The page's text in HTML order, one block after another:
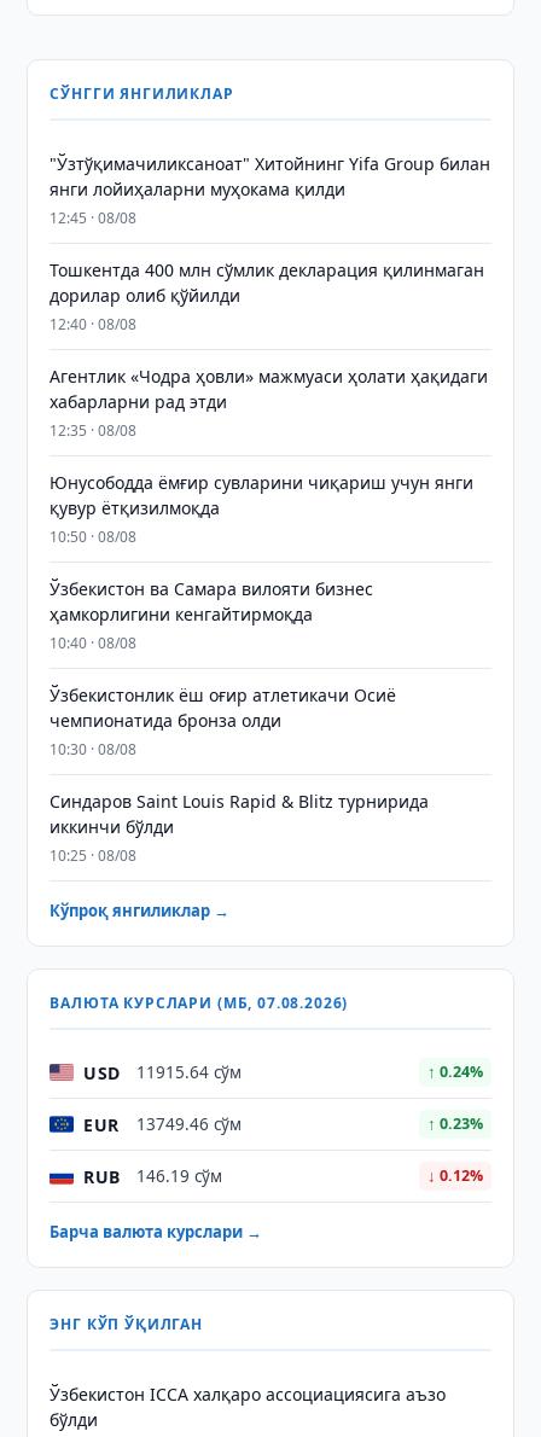
СЎНГГИ ЯНГИЛИКЛАР
"Ўзтўқимачиликсаноат" Хитойнинг Yifa Group билан
янги лойиҳаларни муҳокама қилди
12:45 · 08/08
Тошкентда 400 млн сўмлик декларация қилинмаган
дорилар олиб қўйилди
12:40 · 08/08
Агентлик «Чодра ҳовли» мажмуаси ҳолати ҳақидаги
хабарларни рад этди
12:35 · 08/08
Юнусободда ёмғир сувларини чиқариш учун янги
қувур ётқизилмоқда
10:50 · 08/08
Ўзбекистон ва Самара вилояти бизнес
ҳамкорлигини кенгайтирмоқда
10:40 · 08/08
Ўзбекистонлик ёш оғир атлетикачи Осиё
чемпионатида бронза олди
10:30 · 08/08
Синдаров Saint Louis Rapid & Blitz турнирида
иккинчи бўлди
10:25 · 08/08
Кўпроқ янгиликлар →
ВАЛЮТА КУРСЛАРИ (МБ, 07.08.2026)
USD 11915.64 сўм ↑ 0.24%
EUR 13749.46 сўм ↑ 0.23%
RUB 146.19 сўм ↓ 0.12%
Барча валюта курслари →
ЭНГ КЎП ЎҚИЛГАН
Ўзбекистон ICCA халқаро ассоциациясига аъзо
бўлди